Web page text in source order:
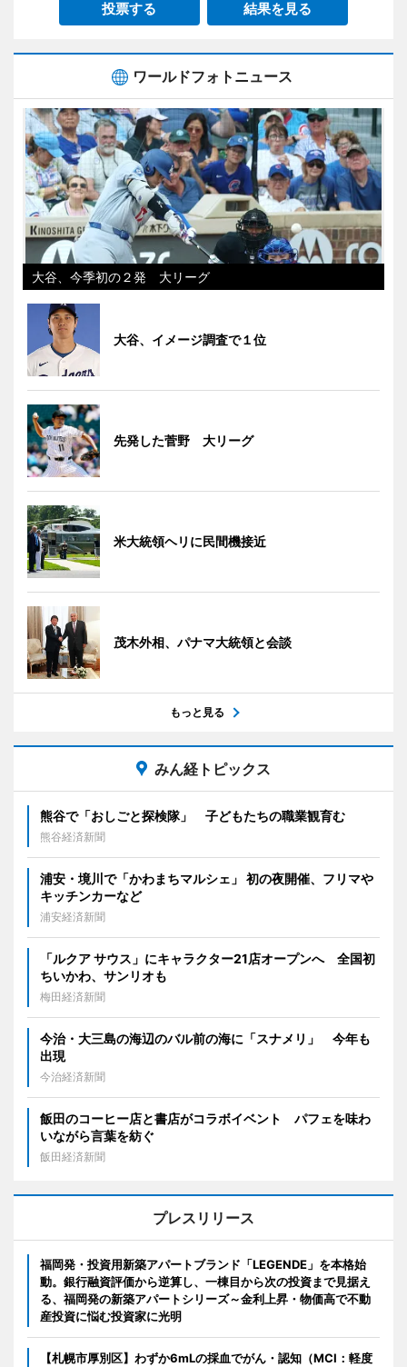
投票する 結果を見る
ワールドフォトニュース
大谷、今季初の２発 大リーグ
大谷、イメージ調査で１位
先発した菅野 大リーグ
米大統領ヘリに民間機接近
茂木外相、パナマ大統領と会談
もっと見る
みん経トピックス
熊谷で「おしごと探検隊」 子どもたちの職業観育む
熊谷経済新聞
浦安・境川で「かわまちマルシェ」 初の夜開催、フリマや
キッチンカーなど
浦安経済新聞
「ルクア サウス」にキャラクター21店オープンへ 全国初
ちいかわ、サンリオも
梅田経済新聞
今治・大三島の海辺のバル前の海に「スナメリ」 今年も
出現
今治経済新聞
飯田のコーヒー店と書店がコラボイベント パフェを味わ
いながら言葉を紡ぐ
飯田経済新聞
プレスリリース
福岡発・投資用新築アパートブランド「LEGENDE」を本格始
動。銀行融資評価から逆算し、一棟目から次の投資まで見据え
る、福岡発の新築アパートシリーズ～金利上昇・物価高で不動
産投資に悩む投資家に光明
【札幌市厚別区】わずか6mLの採血でがん・認知（MCI：軽度